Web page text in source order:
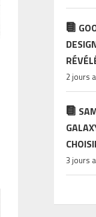
2 jours
3 jours